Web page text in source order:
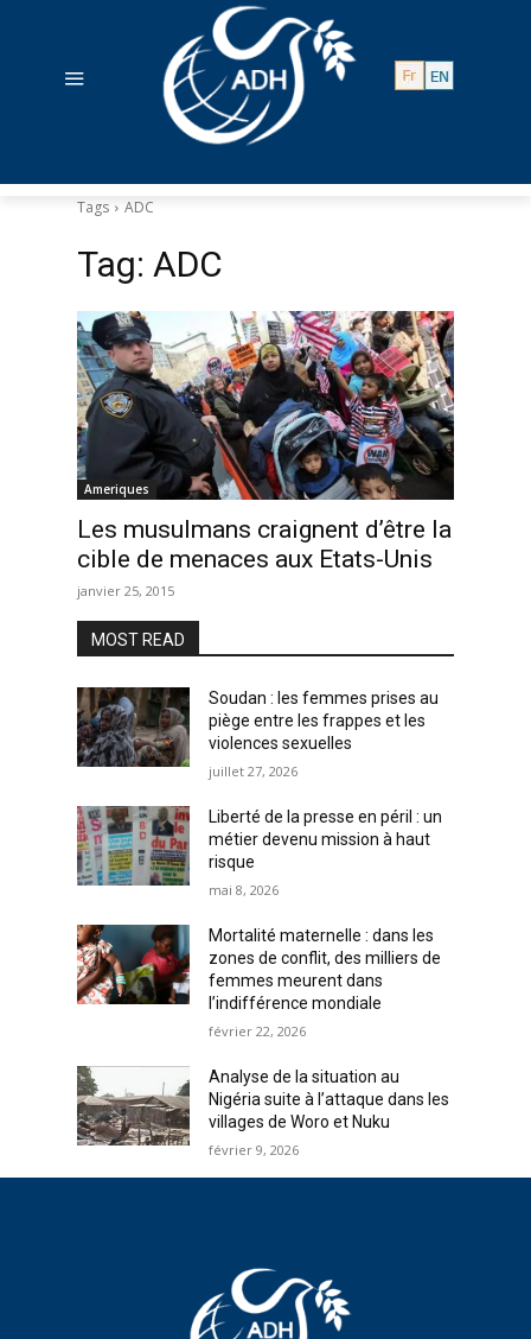
Tags ADC
Tag: ADC
Ameriques
Les musulmans craignent d’être la
cible de menaces aux Etats-Unis
janvier 25, 2015
MOST READ
Soudan : les femmes prises au
piège entre les frappes et les
violences sexuelles
juillet 27, 2026
Liberté de la presse en péril : un
métier devenu mission à haut
risque
mai 8, 2026
Mortalité maternelle : dans les
zones de conflit, des milliers de
femmes meurent dans
l’indifférence mondiale
février 22, 2026
Analyse de la situation au
Nigéria suite à l’attaque dans les
villages de Woro et Nuku
février 9, 2026